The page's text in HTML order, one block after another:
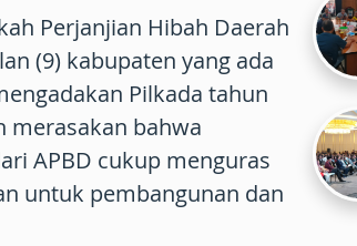
Perjanjian Hibah Daerah
(9) kabupaten yang ada
Pilkada tahun
merasakan bahwa
APBD cukup menguras
untuk pembangunan dan